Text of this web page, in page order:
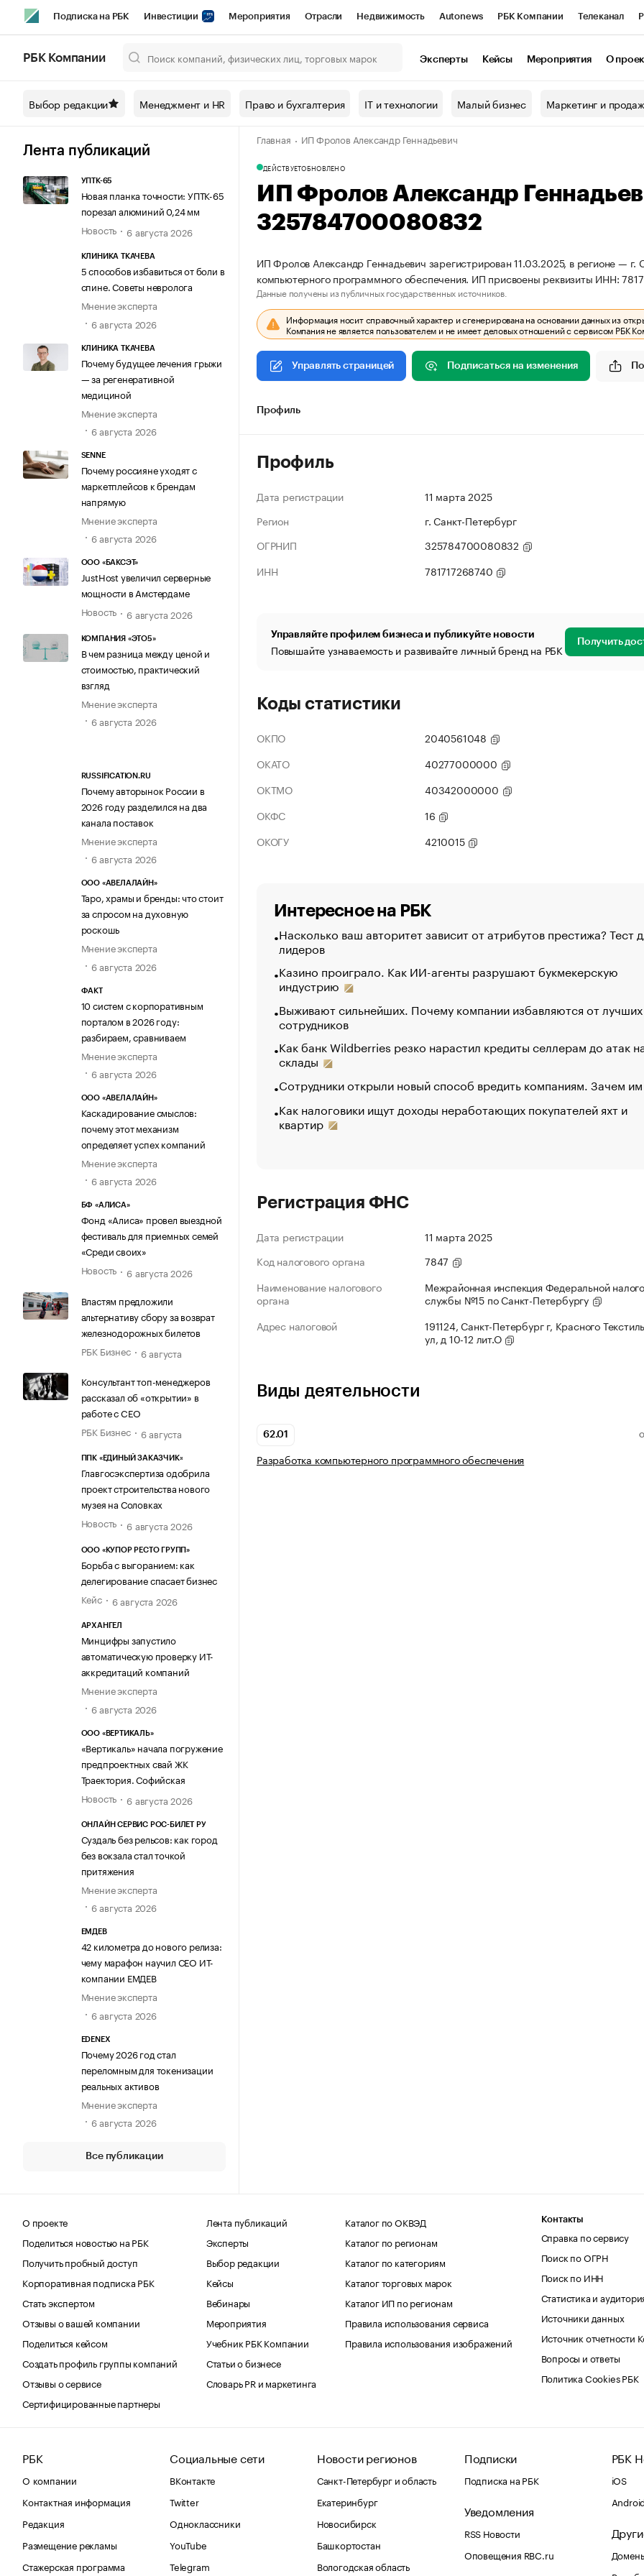
Подписка на РБК Инвестиции Мероприятия Отрасли Недвижимость Autonews РБК Компании Телеканал
Спецпроекты СПб Конференции СПб Спецпроекты Проверка контрагентов
Технологии и медиа Рынок наличной валюты
РБК Компании Эксперты Кейсы Мероприятия О
Выбор редакции Менеджмент и HR Право и бухгалтерия IT и технологии Малый бизнес Маркетинг и
Лента публикаций
УПТК-65
Новая планка точности: УПТК-65
порезал алюминий 0,24 мм
Новость
6 августа 2026
КЛИНИКА ТКАЧЕВА
5 способов избавиться от боли в
спине. Советы невролога
Мнение эксперта
6 августа 2026
КЛИНИКА ТКАЧЕВА
Почему будущее лечения грыжи
— за регенеративной
медициной
Мнение эксперта
6 августа 2026
SENNE
Почему россияне уходят с
маркетплейсов к брендам
напрямую
Мнение эксперта
6 августа 2026
ООО «БАКСЭТ»
JustHost увеличил серверные
мощности в Амстердаме
Новость
6 августа 2026
КОМПАНИЯ «ЭТО5»
В чем разница между ценой и
стоимостью, практический
взгляд
Мнение эксперта
6 августа 2026
RUSSIFICATION.RU
Почему авторынок России в
2026 году разделился на два
канала поставок
Мнение эксперта
6 августа 2026
ООО «АВЕЛАЛАЙН»
Таро, храмы и бренды: что стоит
за спросом на духовную
роскошь
Мнение эксперта
6 августа 2026
ФАКТ
10 систем с корпоративным
порталом в 2026 году:
разбираем, сравниваем
Мнение эксперта
6 августа 2026
ООО «АВЕЛАЛАЙН»
Каскадирование смыслов:
почему этот механизм
определяет успех компаний
Мнение эксперта
6 августа 2026
БФ «АЛИСА»
Фонд «Алиса» провел выездной
фестиваль для приемных семей
«Среди своих»
Новость
6 августа 2026
Властям предложили
альтернативу сбору за возврат
железнодорожных билетов
РБК Бизнес
6 августа
Консультант топ-менеджеров
рассказал об «открытии» в
работе с CEO
РБК Бизнес
6 августа
ППК «ЕДИНЫЙ ЗАКАЗЧИК»
Главгосэкспертиза одобрила
проект строительства нового
музея на Соловках
Новость
6 августа 2026
ООО «КУПОР РЕСТО ГРУПП»
Борьба с выгоранием: как
делегирование спасает бизнес
Кейс
6 августа 2026
АРХАНГЕЛ
Минцифры запустило
автоматическую проверку ИТ-
аккредитаций компаний
Мнение эксперта
6 августа 2026
ООО «ВЕРТИКАЛЬ»
«Вертикаль» начала погружение
предпроектных свай ЖК
Траектория. Софийская
Новость
6 августа 2026
ОНЛАЙН СЕРВИС РОС-БИЛЕТ РУ
Суздаль без рельсов: как город
без вокзала стал точкой
притяжения
Мнение эксперта
6 августа 2026
ЕМДЕВ
42 километра до нового релиза:
чему марафон научил СЕО ИТ-
компании ЕМДЕВ
Мнение эксперта
6 августа 2026
EDENEX
Почему 2026 год стал
переломным для токенизации
реальных активов
Мнение эксперта
6 августа 2026
Все публикации
Главная ИП Фролов Александр Геннадьевич
ДЕЙСТВУЕТОБНОВЛЕНО
ИП Фролов Александр
325784700080832
ИП Фролов Александр Геннадьевич зарегистрирован 11.03.2025, в регионе — г.
компьютерного программного обеспечения. ИП присвоены реквизиты ИНН:
Данные получены из публичных государственных источников.
Информация носит справочный характер и сгенерирована на основании данных из
Компания не является пользователем и не имеет деловых отношений с сервисом РБК
Управлять страницей Подписаться на изменения
Профиль
Профиль
Дата регистрации
11 марта 2025
Регион
г. Санкт-Петербург
ОГРНИП
325784700080832
ИНН
781717268740
Управляйте профилем бизнеса и публикуйте новости
Повышайте узнаваемость и развивайте личный бренд на РБК Получить
Коды статистики
ОКПО
2040561048
ОКАТО
40277000000
ОКТМО
40342000000
ОКФС
16
ОКОГУ
4210015
Интересное на РБК
Насколько ваш авторитет зависит от атрибутов престижа? Тест
лидеров
Казино проиграло. Как ИИ-агенты разрушают букмекерскую
индустрию
Выживают сильнейших. Почему компании избавляются от лучших
сотрудников
Как банк Wildberries резко нарастил кредиты селлерам до атак
склады
Сотрудники открыли новый способ вредить компаниям. Зачем
Как налоговики ищут доходы неработающих покупателей яхт и
квартир
Регистрация ФНС
Дата регистрации
11 марта 2025
Код налогового органа
7847
Наименование налогового
органа
Межрайонная инспекция Федеральной
службы №15 по Санкт-Петербургу
Адрес налоговой
191124, Санкт-Петербург г, Красного
ул, д 10-12 лит.О
Виды деятельности
62.01
Разработка компьютерного программного обеспечения
О проекте
Поделиться новостью на РБК
Получить пробный доступ
Корпоративная подписка РБК
Стать экспертом
Отзывы о вашей компании
Поделиться кейсом
Создать профиль группы компаний
Отзывы о сервисе
Сертифицированные партнеры
Лента публикаций
Эксперты
Выбор редакции
Кейсы
Вебинары
Мероприятия
Учебник РБК Компании
Статьи о бизнесе
Словарь PR и маркетинга
Каталог по ОКВЭД
Каталог по регионам
Каталог по категориям
Каталог торговых марок
Каталог ИП по регионам
Правила использования сервиса
Правила использования изображений
Контакты
Справка по сервису
Поиск по ОГРН
Поиск по ИНН
Статистика и
Источники данных
Источник отчетности
Вопросы и ответы
Политика Cookies РБК
РБК
О компании
Контактная информация
Редакция
Размещение рекламы
Стажерская программа
Социальные сети
ВКонтакте
Twitter
Одноклассники
YouTube
Telegram
Новости регионов
Санкт-Петербург и область
Екатеринбург
Новосибирск
Башкортостан
Вологодская область
Подписки
Подписка на РБК
Уведомления
RSS Новости
Оповещения RBC.ru
РБК
iOS